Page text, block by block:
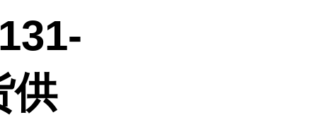
供